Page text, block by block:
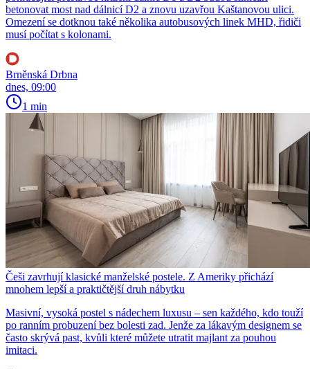
betonovat most nad dálnicí D2 a znovu uzavřou Kaštanovou ulici.
Omezení se dotknou také několika autobusových linek MHD, řidiči
musí počítat s kolonami.
Brněnská Drbna
dnes, 09:00
1 min
Češi zavrhují klasické manželské postele. Z Ameriky přichází
mnohem lepší a praktičtější druh nábytku
Masivní, vysoká postel s nádechem luxusu – sen každého, kdo touží
po ranním probuzení bez bolesti zad. Jenže za lákavým designem se
často skrývá past, kvůli které můžete utratit majlant za pouhou
imitaci.